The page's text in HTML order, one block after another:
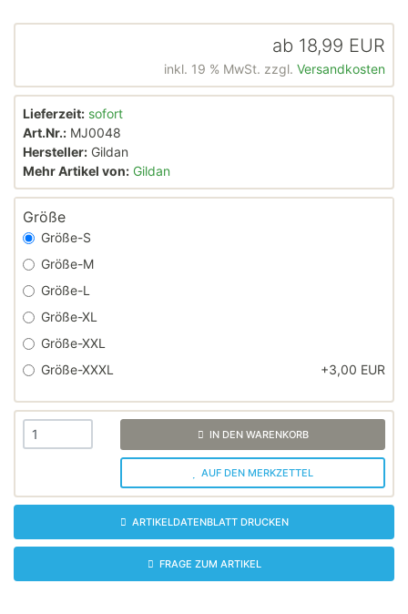
ab 18,99 EUR
inkl. 19 % MwSt. zzgl. Versandkosten
Lieferzeit: sofort
Art.Nr.: MJ0048
Hersteller: Gildan
Mehr Artikel von: Gildan
Größe
Größe-S
Größe-M
Größe-L
Größe-XL
Größe-XXL
Größe-XXXL
+3,00 EUR
IN DEN WARENKORB
AUF DEN MERKZETTEL
ARTIKELDATENBLATT DRUCKEN
FRAGE ZUM ARTIKEL